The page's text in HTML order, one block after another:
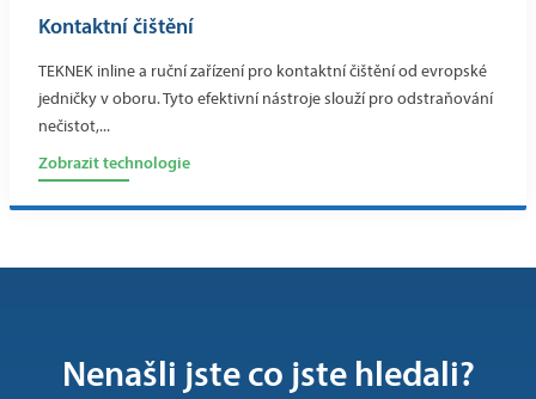
Kontaktní čištění
TEKNEK inline a ruční zařízení pro kontaktní čištění od evropské
jedničky v oboru. Tyto efektivní nástroje slouží pro odstraňování
nečistot,...
Zobrazit technologie
Nenašli jste co jste hledali?